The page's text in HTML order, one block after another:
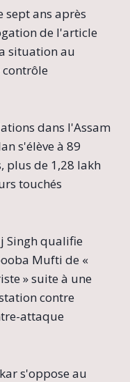
sept ans après
de l'article
situation au
contrôle
dans l'Assam
s'élève à 89
plus de 1,28 lakh
touchés
Singh qualifie
Mufti de «
» suite à une
contre
attaque
s'oppose au